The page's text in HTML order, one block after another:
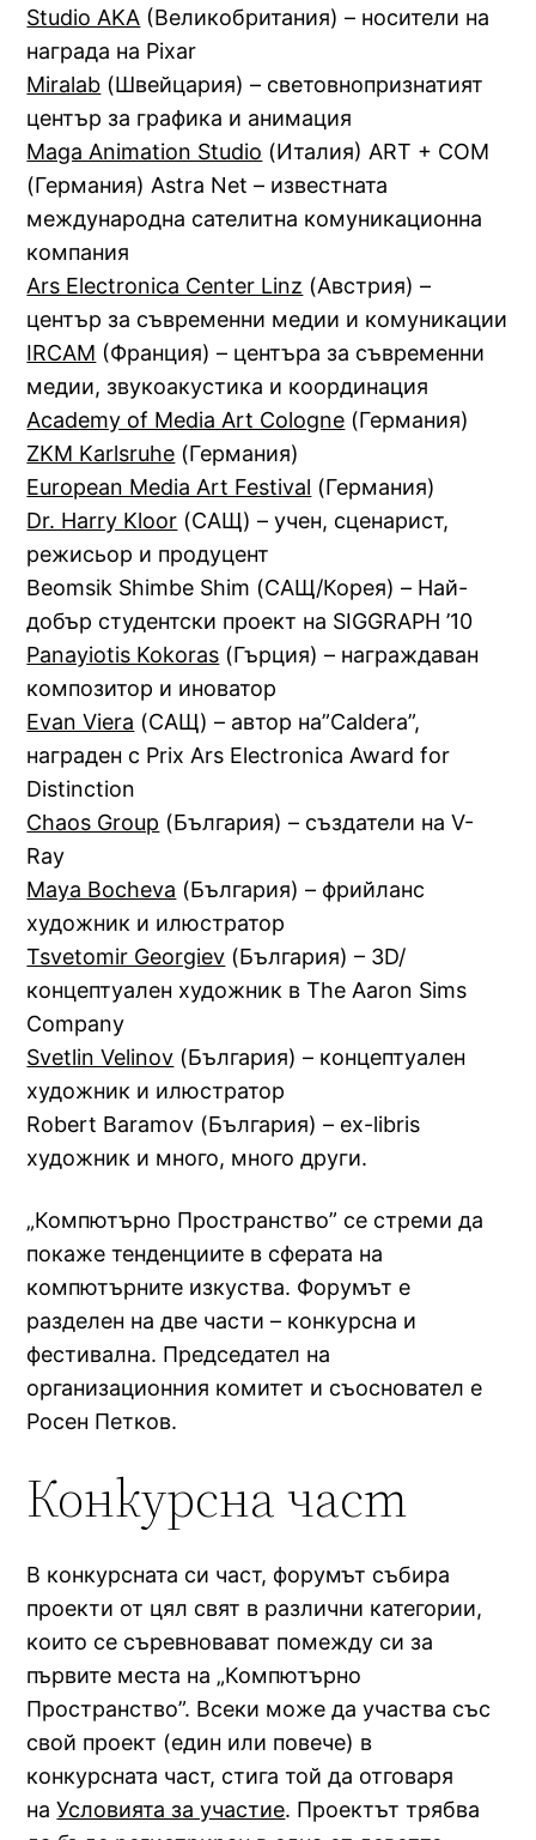
Studio AKA (Великобритания) – носители на
наградa на Pixar
Miralab (Швейцария) – световнопризнатият
център за графика и анимация
Maga Animation Studio (Италия) ART + CОМ
(Германия) Astra Net – известната
международна сателитна комуникационна
компания
Ars Electronica Center Linz (Австрия) –
център за съвременни медии и комуникации
IRCAM (Франция) – центъра за съвременни
медии, звукоакустика и координация
Academy of Media Art Cologne (Германия)
ZKM Karlsruhe (Германия)
European Media Art Festival (Германия)
Dr. Harry Kloor (САЩ) – учен, сценарист,
режисьор и продуцент
Beomsik Shimbe Shim (САЩ/Корея) – Най-
добър студентски проект на SIGGRAPH ’10
Panayiotis Kokoras (Гърция) – награждаван
композитор и иноватор
Evan Viera (САЩ) – автор на”Caldera”,
награден с Prix Ars Electronica Award for
Distinction
Chaos Group (България) – създатели на V-
Ray
Maya Bocheva (България) – фрийланс
художник и илюстратор
Tsvetomir Georgiev (България) – 3D/
концептуален художник в The Aaron Sims
Company
Svetlin Velinov (България) – концептуален
художник и илюстратор
Robert Baramov (България) – ex-libris
художник и много, много други.
„Компютърно Пространство” се стреми да
покаже тенденциите в сферата на
компютърните изкуства. Форумът е
разделен на две части – конкурсна и
фестивална. Председател на
организационния комитет и съосновател е
Росен Петков.
Конкурсна част
В конкурсната си част, форумът събира
проекти от цял свят в различни категории,
които се съревновават помежду си за
първите места на „Компютърно
Пространство”. Всеки може да участва със
свой проект (един или повече) в
конкурсната част, стига той да отговаря
наУсловията за участие. Проектът трябва